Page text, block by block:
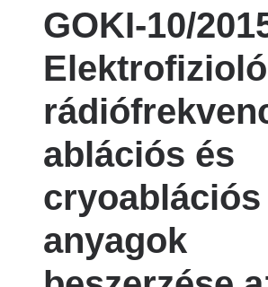
GOKI-10/
ablációs és
cryoablációs
anyagok